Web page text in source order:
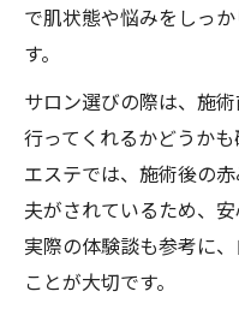
で肌状態や悩みをしっ
す。
サロン選びの際は、施
行ってくれるかどうか
エステでは、施術後の
夫がされているため、
実際の体験談も参考に
ことが大切です。